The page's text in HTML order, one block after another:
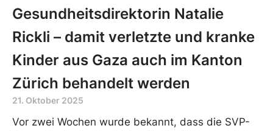
Gesundheitsdirektorin Natalie
Rickli – damit verletzte und kranke
Kinder aus Gaza auch im Kanton
Zürich behandelt werden
21. Oktober 2025
Vor zwei Wochen wurde bekannt, dass die SVP-